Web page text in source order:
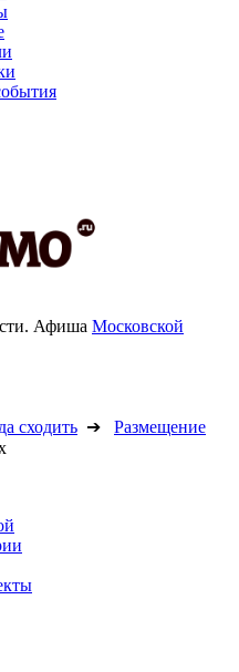
Афиша Московской
сходить ➔ Размещение